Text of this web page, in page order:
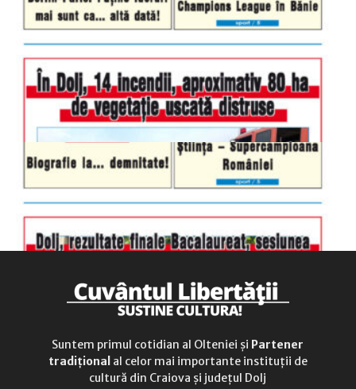
luni-vineri
9.00 - 17.00
duminică
9.00 - 12.00
Suntem primul cotidian al Olteniei și Partener
tradițional al celor mai importante instituții de
cultură din Craiova și județul Dolj